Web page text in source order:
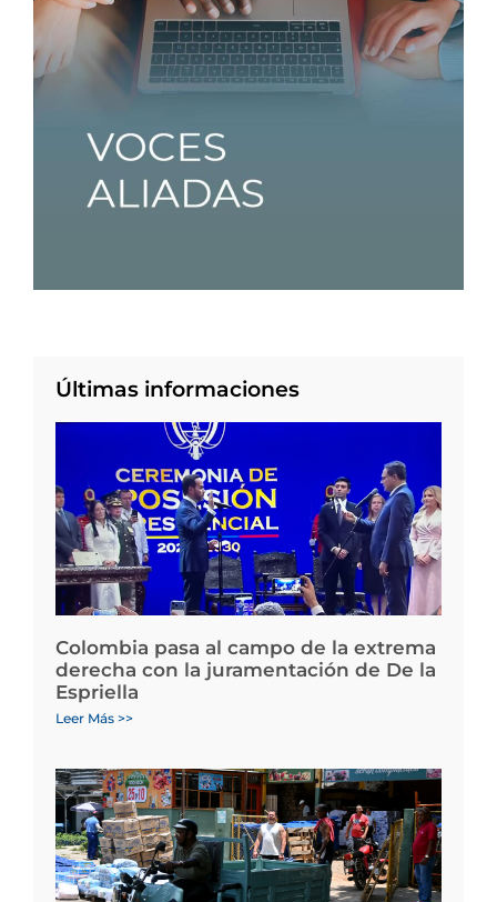
Últimas informaciones
Colombia pasa al campo de la extrema
derecha con la juramentación de De la
Espriella
Leer Más >>